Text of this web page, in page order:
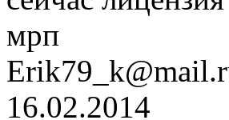
мрп
16.02.2014